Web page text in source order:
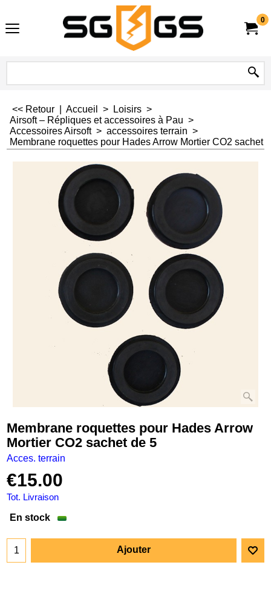
0
<< Retour Accueil > Loisirs >
Airsoft – Répliques et accessoires à Pau >
Accessoires Airsoft> accessoires terrain >
Membrane roquettes pour Hades Arrow Mortier CO2 sachet
Membrane roquettes pour Hades Arrow
Mortier CO2 sachet de 5
Acces. terrain
€15.00
Tot. Livraison
En stock
Ajouter